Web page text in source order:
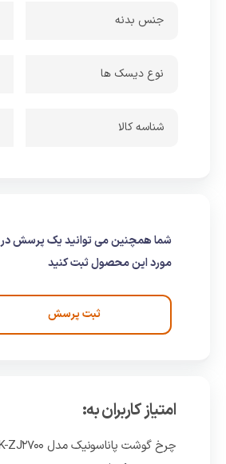
جنس بدنه
نوع دیسک ها
شناسه کالا
شما همچنین می توانید یک پرسش در
مورد این محصول ثبت کنید
ثبت پرسش
امتیاز کاربران به:
چرخ گوشت پاناسونیک مدل MK-ZJ2700